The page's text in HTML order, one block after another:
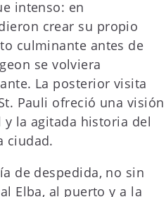
intenso: en
crear su propio
culminante antes de
se volviera
La posterior visita
Pauli ofreció una visión
la agitada historia del
ciudad.
de despedida, no sin
Elba, al puerto y a la